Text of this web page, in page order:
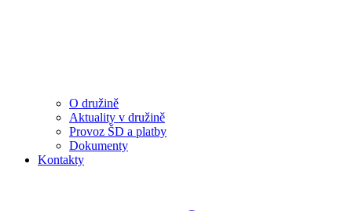
O družině
Aktuality v družině
Provoz ŠD a platby
Dokumenty
Kontakty